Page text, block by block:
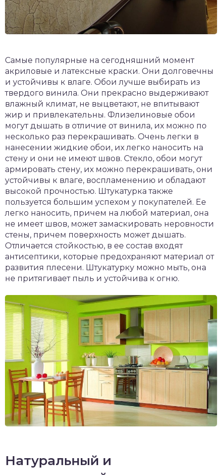
Самые популярные на сегодняшний момент
акриловые и латексные краски. Они долговечны
и устойчивы к влаге. Обои лучше выбирать из
твердого винила. Они прекрасно выдерживают
влажный климат, не выцветают, не впитывают
жир и привлекательны. Флизелиновые обои
могут дышать в отличие от винила, их можно по
несколько раз перекрашивать. Очень легки в
нанесении жидкие обои, их легко наносить на
стену и они не имеют швов. Стекло, обои могут
армировать стену, их можно перекрашивать, они
устойчивы к влаге, воспламенению и обладают
высокой прочностью. Штукатурка также
пользуется большим успехом у покупателей. Ее
легко наносить, причем на любой материал, она
не имеет швов, может замаскировать неровности
стены, причем поверхность может дышать.
Отличается стойкостью, в ее состав входят
антисептики, которые предохраняют материал от
развития плесени. Штукатурку можно мыть, она
не притягивает пыль и устойчива к огню.
Натуральный и